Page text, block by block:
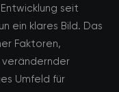
seit
ein klares Bild. Das
Faktoren,
verändernder
Umfeld für